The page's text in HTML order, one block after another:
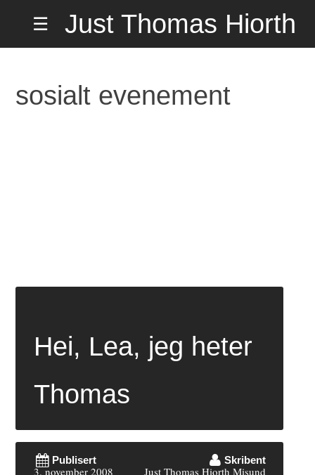
☰
Just Thomas Hiorth
sosialt evenement
Hei, Lea, jeg heter
Thomas
Publisert
3. november 2008
Skribent
Just Thomas Hiorth Misund